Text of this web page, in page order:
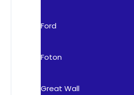
Ford
Foton
Great Wall